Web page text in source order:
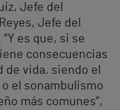
Jefe del
Jefe del
es que, si se
consecuencias
de vida, siendo el
el sonambulismo
más comunes”,